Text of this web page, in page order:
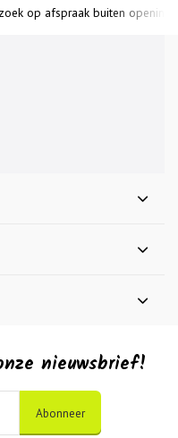
afspraak buiten
nieuwsbrief!
Abonneer